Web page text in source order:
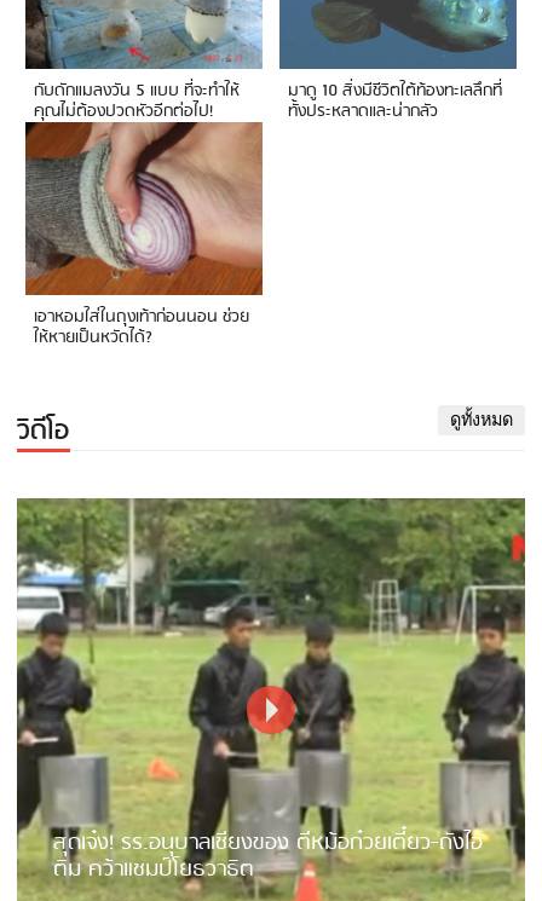
กับดักแมลงวัน 5 แบบ ที่จะทำให้
คุณไม่ต้องปวดหัวอีกต่อไป!
มาดู 10 สิ่งมีชีวิตใต้ท้องทะเลลึกที่
ทั้งประหลาดและน่ากลัว
เอาหอมใส่ในถุงเท้าก่อนนอน ช่วย
ให้หายเป็นหวัดได้?
วิดีโอ ดูทั้งหมด
สุดเจ๋ง! รร.อนุบาลเชียงของ ตีหม้อก๋วยเตี๋ยว-ถังไอ
ติม คว้าแชมป์โยธวาธิต